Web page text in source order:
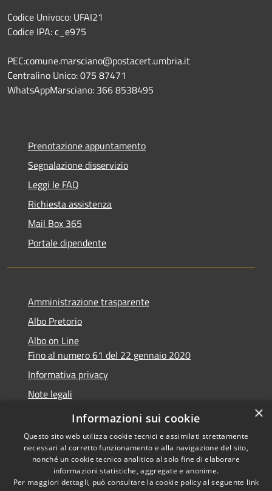
Codice Univoco: UFAI21
Codice IPA: c_e975
PEC:comune.marsciano@postacert.umbria.it
Centralino Unico: 075 87471
WhatsAppMarsciano: 366 8538495
Prenotazione appuntamento
Segnalazione disservizio
Leggi le FAQ
Richiesta assistenza
Mail Box 365
Portale dipendente
Amministrazione trasparente
Albo Pretorio
Albo on Line
Fino al numero 61 del 22 gennaio 2020
Informativa privacy
Note legali
Dichiarazione di accessibilità
Copyright © 2026 • Comune di
×
Informazioni sui cookie
Questo sito web utilizza cookie tecnici e assimilati strettamente
necessari al corretto funzionamento e alla navigazione del sito,
nonché un cookie tecnico analitico al solo fine di elaborare
informazioni statistiche, aggregate e anonime.
Per maggiori dettagli, può consultare la cookie policy al seguente link